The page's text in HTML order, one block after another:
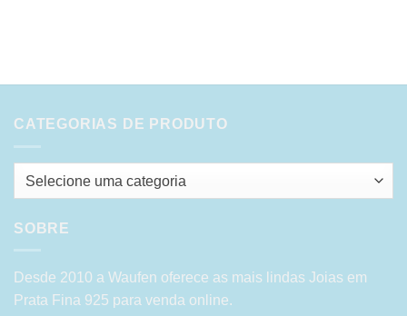
CATEGORIAS DE PRODUTO
Selecione uma categoria
SOBRE
Desde 2010 a Waufen oferece as mais lindas Joias em
Prata Fina 925 para venda online.